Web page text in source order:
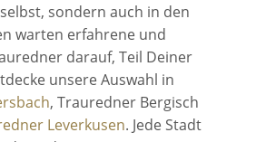
sondern auch in den
warten erfahrene und
darauf, Teil Deiner
unsere Auswahl in
, Trauredner Bergisch
Leverkusen. Jede Stadt